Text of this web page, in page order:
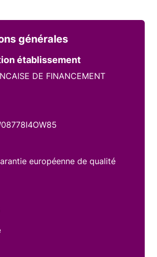
générales
établissement
DE FINANCEMENT
européenne de qualité